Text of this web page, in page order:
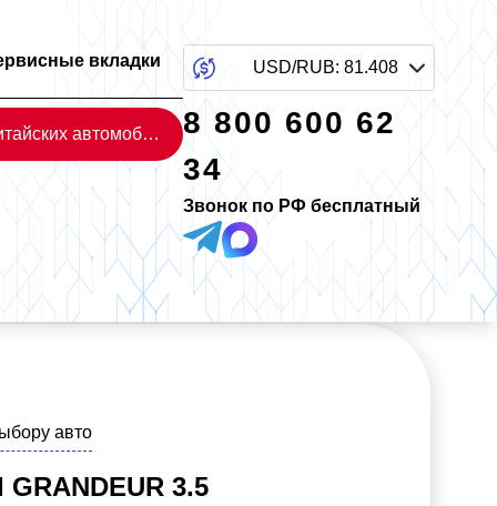
вкладки
Каталог китайских автомобилей
USD/RUB: 81.408
8 800 600 62
34
Звонок по РФ бесплатный
авто
GRANDEUR 3.5